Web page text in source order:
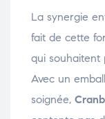
La synergie
fait de cette
qui souhaitent
Avec un
soignée,